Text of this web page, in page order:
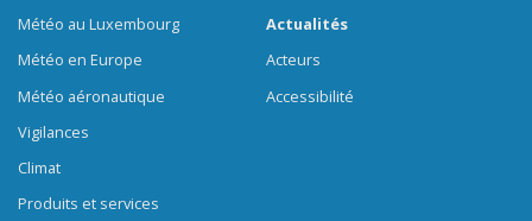
Météo au Luxembourg
Météo en Europe
Météo aéronautique
Vigilances
Climat
Produits et services
Actualités
Acteurs
Accessibilité